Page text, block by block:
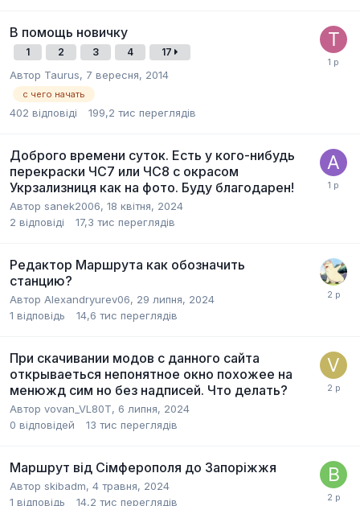
В помощь новичку
1 2 3 4 17
Автор Taurus, 7 вересня, 2014
с чего начать
402 відповіді 199,2 тис переглядів
Доброго времени суток. Есть у кого-нибудь
перекраски ЧС7 или ЧС8 с окрасом
Укрзализниця как на фото. Буду благодарен!
Автор sanek2006, 18 квітня, 2024
2 відповіді 17,3 тис переглядів
Редактор Маршрута как обозначить
станцию?
Автор Alexandryurev06, 29 липня, 2024
1 відповідь 14,6 тис переглядів
При скачивании модов с данного сайта
открываеться непонятное окно похожее на
менюжд сим но без надписей. Что делать?
Автор vovan_VL80T, 6 липня, 2024
0 відповідей 13 тис переглядів
Маршрут від Сімферополя до Запоріжжя
Автор skibadm, 4 травня, 2024
1 відповідь 14,2 тис переглядів